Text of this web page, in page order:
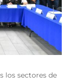
los sectores de